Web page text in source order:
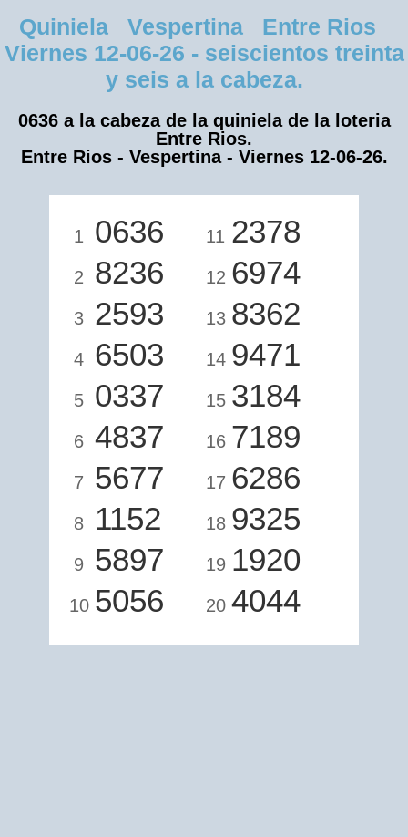
Quiniela Vespertina Entre Rios
Viernes 12-06-26 - seiscientos treinta
y seis a la cabeza.
0636 a la cabeza de la quiniela de la loteria
Entre Rios.
Entre Rios - Vespertina - Viernes 12-06-26.
1 0636
2 8236
3 2593
4 6503
5 0337
6 4837
7 5677
8 1152
9 5897
10 5056
11 2378
12 6974
13 8362
14 9471
15 3184
16 7189
17 6286
18 9325
19 1920
20 4044